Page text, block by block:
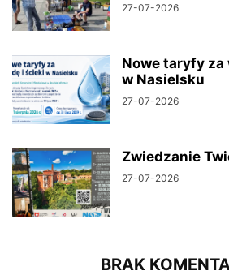
27-07-2026
Nowe taryfy za
w Nasielsku
27-07-2026
Zwiedzanie
27-07-2026
BRAK